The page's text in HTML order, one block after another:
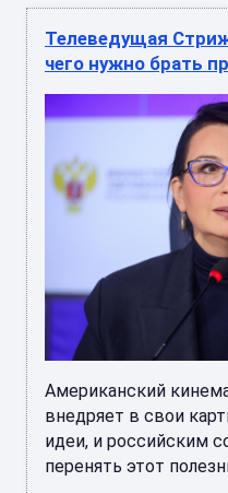
Телеведущая
чего нужно брать
Американский
внедряет в свои
идеи, и российским
перенять этот